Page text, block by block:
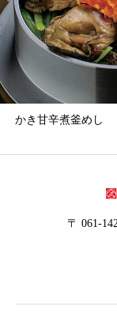
ブ
かき甘辛煮釜めし
〒 061-